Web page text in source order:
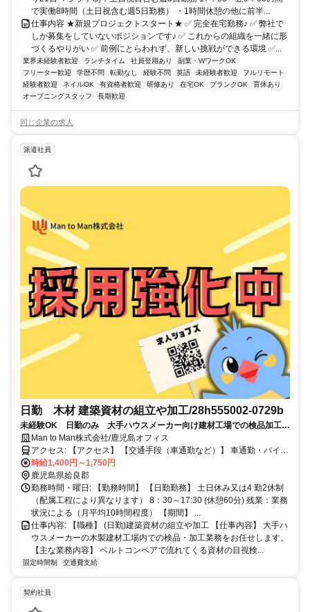
で実働8時間（土日祝含む週5日勤務） ・1時間休憩の他に前半...
仕事内容 ★新規プロジェクトスタート★ ✅ 完全在宅勤務♪ ✅ 弊社で
しか募集をしていないポジションです♪ ✅ これからの組織を一緒に形
づくるやりがい ✅ 前例にとらわれず、新しい挑戦ができる環境 ✅...
業界未経験者歓迎 ランチタイム 社員登用あり
副業・WワークOK
フリーター歓迎
学歴不問 転勤なし 経験不問 英語 未経験者歓迎
フルリモート
経験者歓迎
ネイルOK 有資格者歓迎 研修あり 在宅OK ブランクOK
育休あり
オープニングスタッフ
長期歓迎
同じ企業の求人
派遣社員
日勤 木材 建築資材の組立や加工/28h555002-0729b
未経験OK 日勤のみ 大手ハウスメーカー向け建材工場での検品加工作
業 Man to Man株式会社/鹿児島オフィス
アクセス: 【アクセス】 【交通手段（車通勤など）】 車通勤・バイク
通勤可 宮崎県えびの市 えびの市役所から約20㎞ 車で30分程度 鹿
児島県伊佐市 伊佐市役所から約20㎞ 車で30分程度
時給1,400円～1,750円
鹿児島県姶良郡
勤務時間・曜日: 【勤務時間】 【日勤勤務】 土日休み又は4 勤2休制
（配属工程により異なります） 8：30～17:30 (休憩60分) 残業：業務
状況による（月平均10時間程度） 【期間】 ...
仕事内容: 【職種】 (日勤)建築資材の組立や加工 【仕事内容】 大手ハ
ウスメーカーの木製建材工場内での検品・加工業務をお任せします。
【主な業務内容】 ベルトコンベアで流れてくる資材の目視検...
固定時間制 交通費支給
契約社員